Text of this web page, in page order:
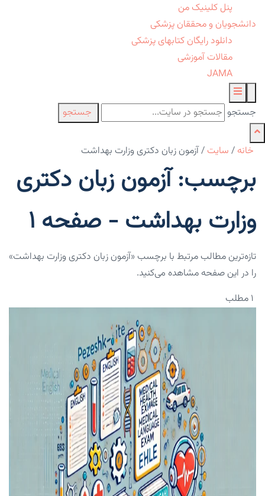
پنل کلینیک من
دانشجویان و محققان پزشکی
دانلود رایگان کتابهای پزشکی
مقالات آموزشی
JAMA
جستجو جستجو
خانه / سایت /آزمون زبان دکتری وزارت بهداشت
برچسب: آزمون زبان دکتری
وزارت بهداشت - صفحه 1
تازه‌ترین مطالب مرتبط با برچسب «آزمون زبان دکتری وزارت بهداشت»
را در این صفحه مشاهده می‌کنید.
۱ مطلب